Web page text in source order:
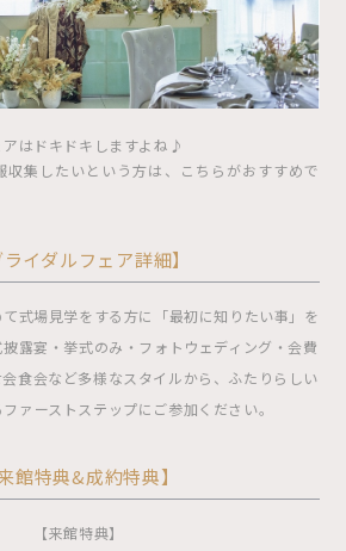
はドキドキしますよね♪
収集したいという方は、こちらがおすすめで
ライダルフェア詳細】
式場見学をする方に「最初に知りたい事」を
露宴・挙式のみ・フォトウェディング・会費
食会など多様なスタイルから、ふたりらしい
ァーストステップにご参加ください。
来館特典&成約特典】
【来館特典】